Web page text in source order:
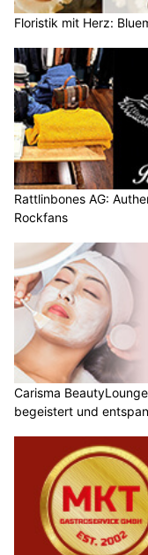
Floristik mit Herz:
Rattlinbones AG:
Rockfans
Carisma
begeistert und